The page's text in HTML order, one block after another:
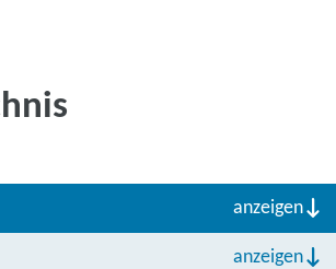
anzeigen
anzeigen